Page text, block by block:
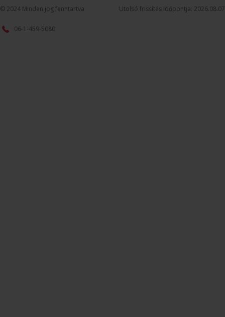
© 2024 Minden jog fenntartva Utolsó frissítés időpontja: 2026.08.07
06-1-459-5080